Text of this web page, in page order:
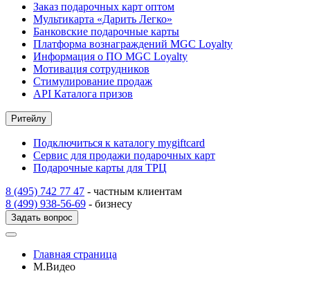
Заказ подарочных карт оптом
Мультикарта «Дарить Легко»
Банковские подарочные карты
Платформа вознаграждений MGC Loyalty
Информация о ПО MGC Loyalty
Мотивация сотрудников
Стимулирование продаж
API Каталога призов
Ритейлу
Подключиться к каталогу mygiftcard
Сервис для продажи подарочных карт
Подарочные карты для ТРЦ
8 (495) 742 77 47 - частным клиентам
8 (499) 938-56-69 - бизнесу
Задать вопрос
Главная страница
М.Видео